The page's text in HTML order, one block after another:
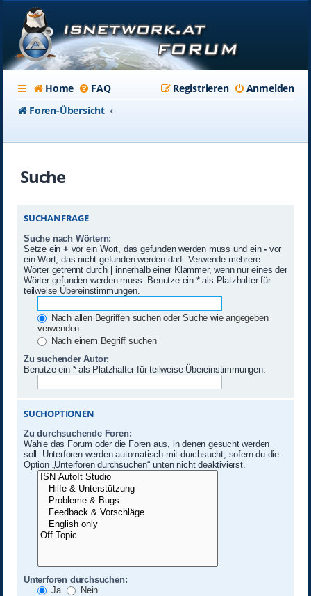
Home FAQ Anmelden
Registrieren
Foren-Übersicht
Suche
SUCHANFRAGE
Suche nach Wörtern:
Setze ein + vor ein Wort, das gefunden werden muss und ein-vor
ein Wort, das nicht gefunden werden darf. Verwende mehrere
Wörter getrennt durch | innerhalb einer Klammer, wenn nur eines der
Wörter gefunden werden muss. Benutze ein * als Platzhalter für
teilweise Übereinstimmungen.
Nach allen Begriffen suchen oder Suche wie angegeben
verwenden
Nach einem Begriff suchen
Zu suchender Autor:
Benutze ein * als Platzhalter für teilweise Übereinstimmungen.
SUCHOPTIONEN
Zu durchsuchende Foren:
Wähle das Forum oder die Foren aus, in denen gesucht werden
soll. Unterforen werden automatisch mit durchsucht, sofern du die
Option „Unterforen durchsuchen“ unten nicht deaktivierst.
Unterforen durchsuchen:
Ja
Nein